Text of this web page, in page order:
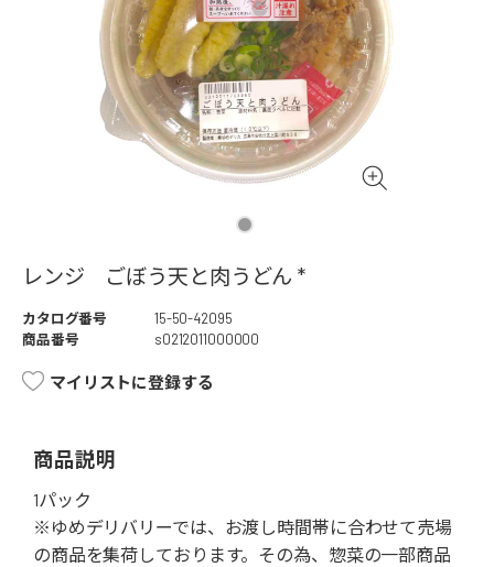
レンジ ごぼう天と肉うどん *
カタログ番号
15-50-42095
商品番号
s0212011000000
マイリストに登録する
商品説明
1パック
※ゆめデリバリーでは、お渡し時間帯に合わせて売場
の商品を集荷しております。その為、惣菜の一部商品